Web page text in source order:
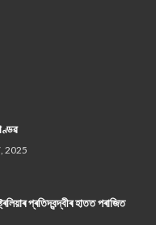
2025
প্ৰতিদ্বন্দ্বীৰ হাতত পৰাজিত